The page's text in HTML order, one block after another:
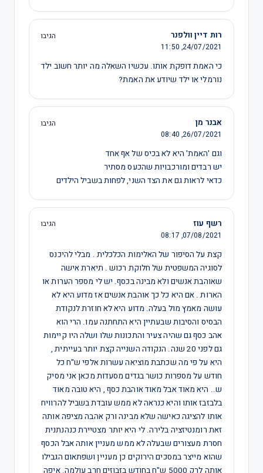
רות דיין וולפנר
הגיבו
24/07/2021,
11:50
כי האמת דופקת אותו. עכשיו השאלה מה יותר חשוב ילד
נורמלי או ילד שיודע את האמת?
אבנר מן
הגיבו
26/07/2021,
08:40
וגם 'האמת' היא לא בכיס של אף אחד
יש רבדים ומורכבויות שהכעס מסתיר
כדאי לראות גם את הצד השני, לפחות בשביל הילדים
רשף עוז
הגיבו
07/08/2021,
08:17
קצת על הסיפור של האלימות הכלכלית . מבלי להיכנס
לסוגיה המשפטית של חלוקת רכוש . תיארת אישה
שאוהבת אנשים ולא מבינה בכסף. יש לי מספר הערות או
הארות . אם היא כל כך אוהבת אנשים אז מדוע היא לא
עושה מאמץ מול בעלה. מדוע היא לא חוזרת לנקודת
הבסיס והסיבות שבעתיין היא התחתנה עמו. הרי הוא
אהב כסף גם שהיה צעיר והתכונות שלו ושלה היו קיימות
גם לפני 20 שנה. הנקודה השנייה קצת יותר בעייתית ,
היא על פי מה שכתבת מוציאה עשרות אלפי ש"ח כל
חודש על מספרות כושר בגדים מסעדות מכאן אני מסיק
ש.. היא מאוד אבל מאוד אוהבת כסף , היא טובה מאוד
בלבזבז אותו והיא כנראה לא ממש עובדת בשביל להרוויח
אותו להציגה כאישה שלא מבינה ורק אהבה מציפה אותה
זאת רומנטיזציה בלירה. לי היא יותר מצטיירת כנהנתנית
חסרת מעצורים שבעלה לא ממש מעניין אותה אבל הכסף
שהוא מייצר במסכים הירוקים כן מעניין ושפתאום הגבילו
אותה לרק 5000 ש"ח בחודש בזבוזים חרב עולמה. איפה